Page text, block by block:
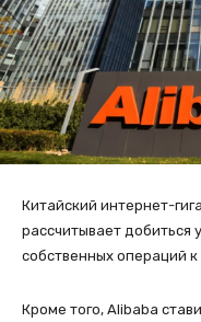
Китайский интернет-
рассчитывает добиться
собственных операций к
Кроме того, Alibaba